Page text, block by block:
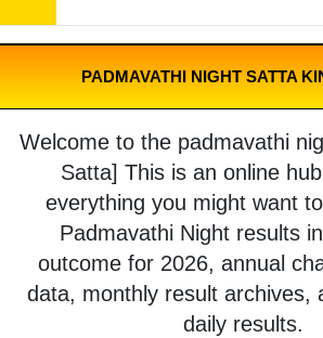
PADMAVATHI NIGHT SATTA
Welcome to the padmavathi
Satta] This is an online
everything you might want
Padmavathi Night results
outcome for 2026, annual
data, monthly result archives,
daily results.